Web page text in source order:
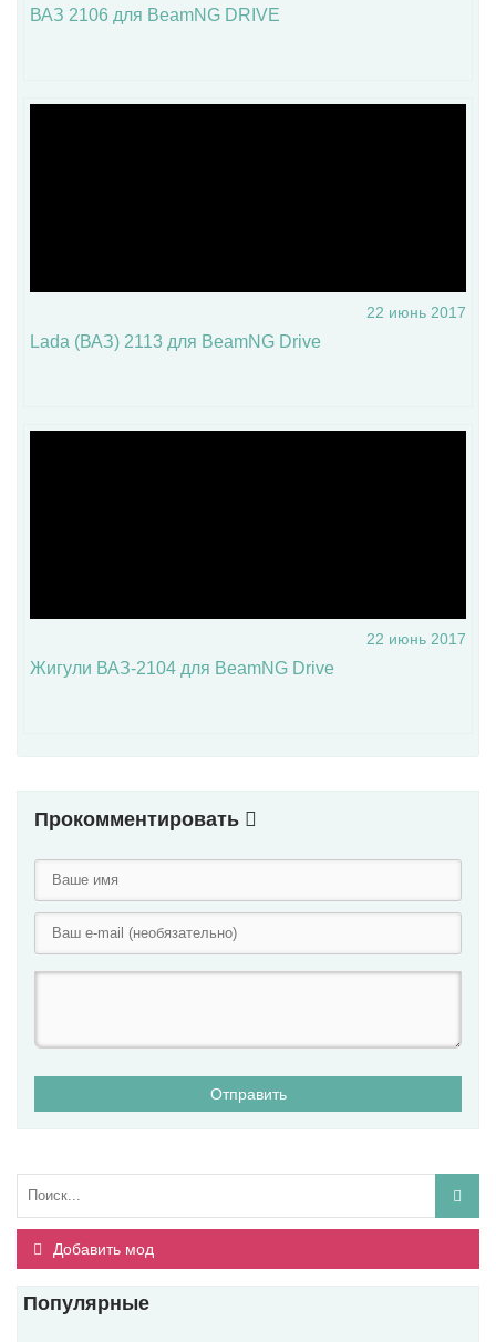
ВАЗ 2106 для BeamNG DRIVE
22 июнь 2017
Lada (ВАЗ) 2113 для BeamNG Drive
22 июнь 2017
Жигули ВАЗ-2104 для BeamNG Drive
Прокомментировать
Отправить
Добавить мод
Популярные